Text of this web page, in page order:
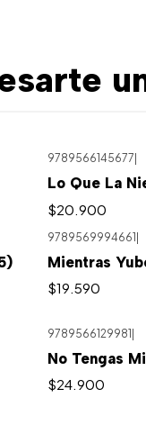
9789566145677
Lo Que La
$20.900
9789569994661|
Mientras
$19.590
9789566129981
No Tengas
$24.900